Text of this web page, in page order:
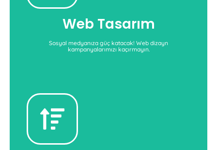
Web Tasarım
Sosyal medyanıza güç katacak! Web dizayn
kampanyalarımızı kaçırmayın.
Web Tasarım Hizmetleri
medyanıza güç katabilirsiniz.
arama motorlarında daha görünür hale gelin.